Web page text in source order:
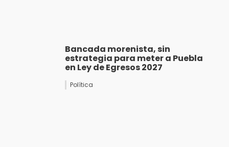
Bancada morenista, sin
estrategia para meter a Puebla
en Ley de Egresos 2027
Política